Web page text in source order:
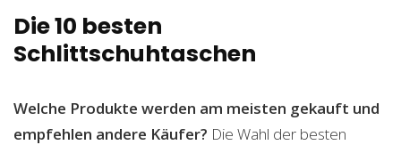
Die 10 besten
Schlittschuhtaschen
Welche Produkte werden am meisten gekauft und
empfehlen andere Käufer? Die Wahl der besten